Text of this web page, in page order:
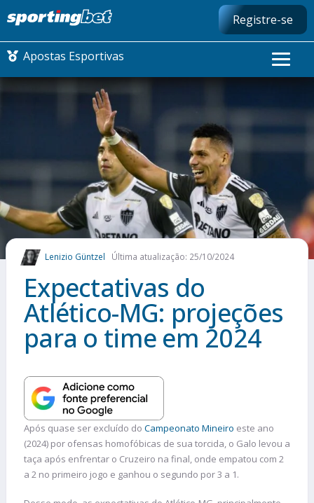
Registre-se
Apostas Esportivas
CONMEBOL LIBERTADORES
FUTEBOL NACIONAL
FUTEBOL INTERNACIONAL
COMO APOSTAR
MAIS ESPORTES
Lenizio Güntzel Última atualização: 25/10/2024
Expectativas do
Atlético-MG: projeções
para o time em 2024
Após quase ser excluído do Campeonato Mineiro este ano
(2024) por ofensas homofóbicas de sua torcida, o Galo levou a
taça após enfrentar o Cruzeiro na final, onde empatou com 2
a 2 no primeiro jogo e ganhou o segundo por 3 a 1.